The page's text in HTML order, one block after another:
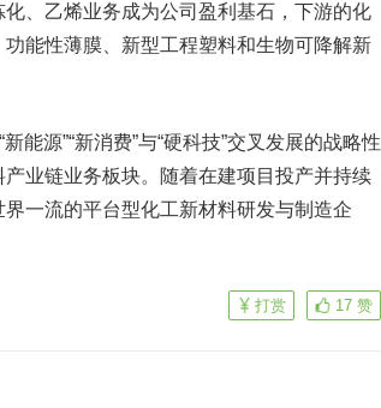
、乙烯业务成为公司盈利基石，下游的化
能性薄膜、新型工程塑料和生物可降解新
源”“新消费”与“硬科技”交叉发展的战略性
业链业务板块。随着在建项目投产并持续
一流的平台型化工新材料研发与制造企
17 赞
打赏